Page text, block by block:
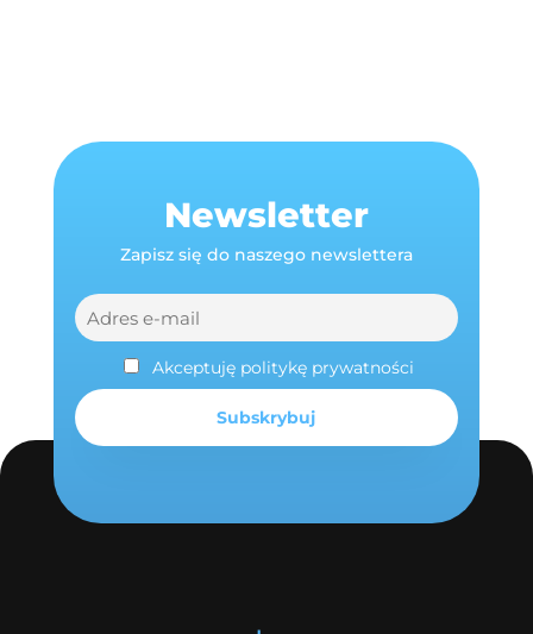
Newsletter
Zapisz się do naszego newslettera
Akceptuję politykę prywatności